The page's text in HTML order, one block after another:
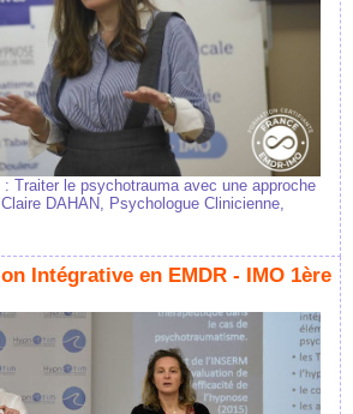
Traiter le psychotrauma avec une approche
DAHAN, Psychologue Clinicienne,
Intégrative en EMDR - IMO 1ère